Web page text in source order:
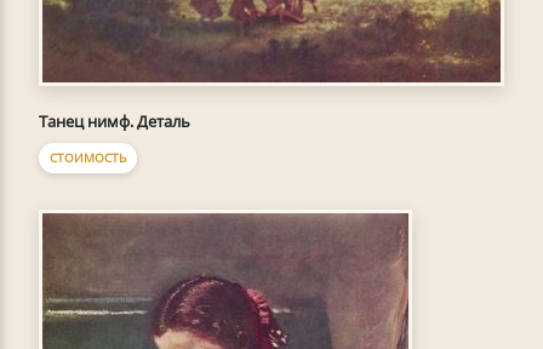
Танец нимф. Деталь
СТОИМОСТЬ